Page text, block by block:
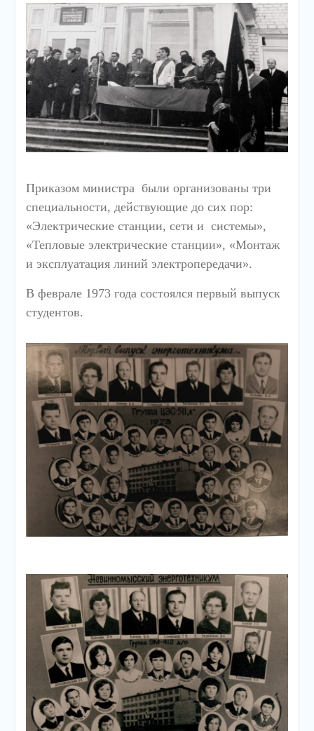
Приказом министра были организованы три
специальности, действующие до сих пор:
«Электрические станции, сети и системы»,
«Тепловые электрические станции», «Монтаж
и эксплуатация линий электропередачи».
В феврале 1973 года состоялся первый выпуск
студентов.